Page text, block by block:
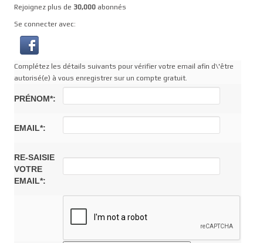
Rejoignez plus de 30,000 abonnés
Se connecter avec:
Complétez les détails suivants pour vérifier votre email afin d\'être
autorisé(e) à vous enregistrer sur un compte gratuit.
PRÉNOM*:
EMAIL*:
RE-SAISIE
VOTRE
EMAIL*: